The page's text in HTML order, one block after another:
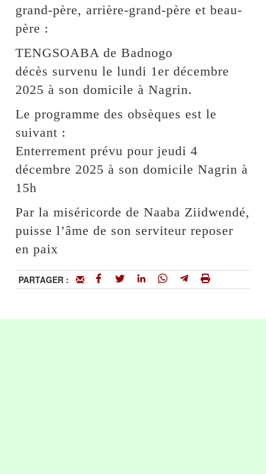
grand-père, arrière-grand-père et beau-
père :
TENGSOABA de Badnogo
décès survenu le lundi 1er décembre
2025 à son domicile à Nagrin.
Le programme des obsèques est le
suivant :
Enterrement prévu pour jeudi 4
décembre 2025 à son domicile Nagrin à
15h
Par la miséricorde de Naaba Ziidwendé,
puisse l’âme de son serviteur reposer
en paix
PARTAGER :